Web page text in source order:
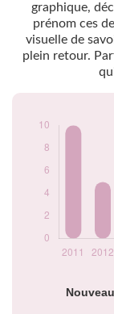
graphique,
prénom ces
visuelle de
plein retour.
Popularité du
2016
5
2017
5
2019
5
2020
5